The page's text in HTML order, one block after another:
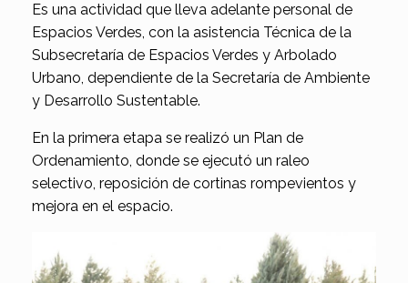
Es una actividad que lleva adelante personal de
Espacios Verdes, con la asistencia Técnica de la
Subsecretaría de Espacios Verdes y Arbolado
Urbano, dependiente de la Secretaría de Ambiente
y Desarrollo Sustentable.
En la primera etapa se realizó un Plan de
Ordenamiento, donde se ejecutó un raleo
selectivo, reposición de cortinas rompevientos y
mejora en el espacio.